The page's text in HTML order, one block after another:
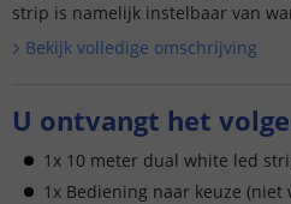
strip is namelijk instelbaar van
Bekijk volledige omschrijving
U ontvangt het
1x 10 meter dual white led
1x Bediening naar keuze (niet